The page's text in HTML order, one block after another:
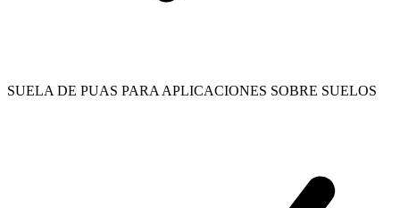
SUELA DE PUAS PARA APLICACIONES SOBRE SUELOS